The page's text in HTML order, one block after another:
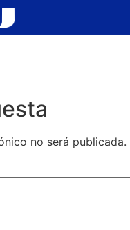
no será publicada.